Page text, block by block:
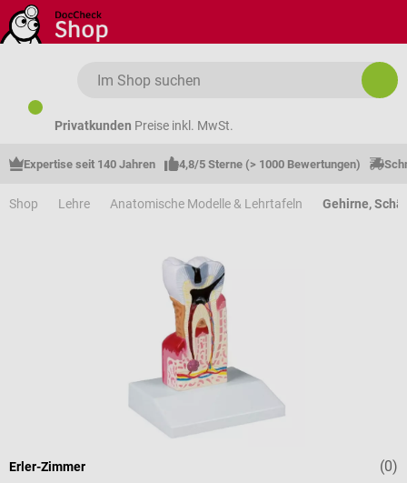
Zum Hauptinhalt springen
Privatkunden Preise inkl. MwSt.
Expertise seit 140 Jahren 4,8/5 Sterne (> 1000 Bewertungen)
Shop Lehre Anatomische Modelle & Lehrtafeln Gehirne,
(0)
Erler-Zimmer